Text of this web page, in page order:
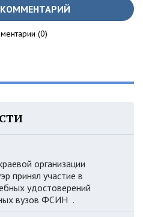
(0)
организации
принял участие в
удостоверений
вузов ФСИН .